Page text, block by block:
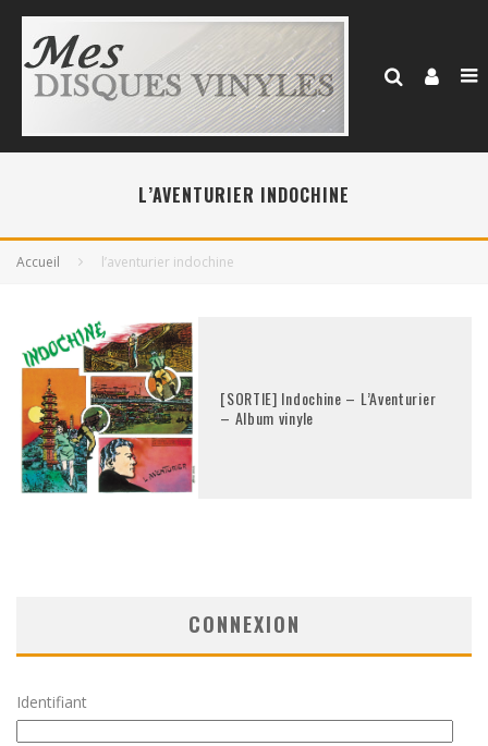
L’AVENTURIER INDOCHINE
Accueil l’aventurier indochine
[SORTIE] Indochine – L’Aventurier
– Album vinyle
CONNEXION
Identifiant